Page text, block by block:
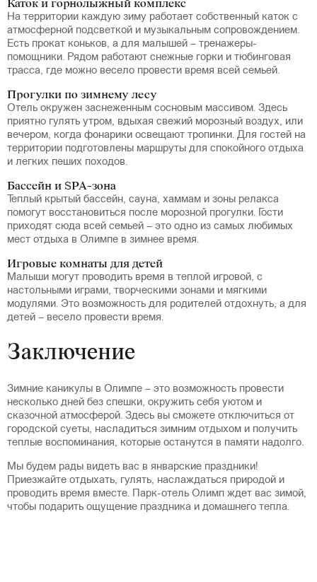
Каток и горнолыжный комплекс
На территории каждую зиму работает собственный каток с
атмосферной подсветкой и музыкальным сопровождением.
Есть прокат коньков, а для малышей – тренажеры-
помощники. Рядом работают снежные горки и тюбинговая
трасса, где можно весело провести время всей семьей.
Прогулки по зимнему лесу
Отель окружен заснеженным сосновым массивом. Здесь
приятно гулять утром, вдыхая свежий морозный воздух, или
вечером, когда фонарики освещают тропинки. Для гостей на
территории подготовлены маршруты для спокойного отдыха
и легких пеших походов.
Бассейн и SPA-зона
Теплый крытый бассейн, сауна, хаммам и зоны релакса
помогут восстановиться после морозной прогулки. Гости
приходят сюда всей семьей – это одно из самых любимых
мест отдыха в Олимпе в зимнее время.
Игровые комнаты для детей
Малыши могут проводить время в теплой игровой, с
настольными играми, творческими зонами и мягкими
модулями. Это возможность для родителей отдохнуть, а для
детей – весело провести время.
Заключение
Зимние каникулы в Олимпе – это возможность провести
несколько дней без спешки, окружить себя уютом и
сказочной атмосферой. Здесь вы сможете отключиться от
городской суеты, насладиться зимним отдыхом и получить
теплые воспоминания, которые останутся в памяти надолго.
Мы будем рады видеть вас в январские праздники!
Приезжайте отдыхать, гулять, наслаждаться природой и
проводить время вместе. Парк-отель Олимп ждет вас зимой,
чтобы подарить ощущение праздника и домашнего тепла.